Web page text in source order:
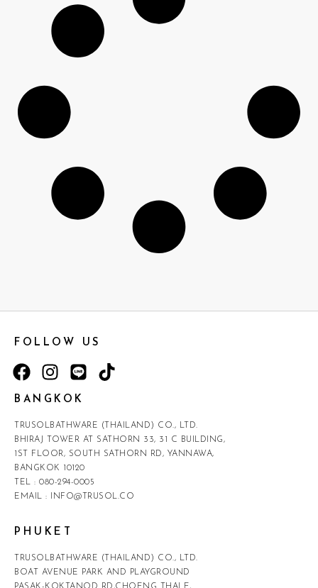
FOLLOW US
BANGKOK
TRUSOLBATHWARE (THAILAND) CO., LTD.
BHIRAJ TOWER AT SATHORN 33, 31 C BUILDING,
1ST FLOOR, SOUTH SATHORN RD, YANNAWA,
BANGKOK 10120
TEL : 080-294-0005
EMAIL :
INFO@TRUSOL.CO
PHUKET
TRUSOLBATHWARE (THAILAND) CO., LTD.
BOAT AVENUE PARK AND PLAYGROUND
PASAK-KOKTANOD RD,CHOENG THALE,